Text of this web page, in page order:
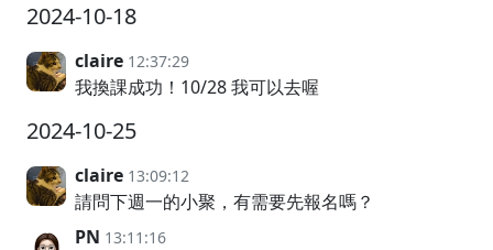
2024-10-18
claire 12:37:29
我換課成功！10/28 我可以去喔
2024-10-25
claire 13:09:12
請問下週一的小聚，有需要先報名嗎？
PN 13:11:16